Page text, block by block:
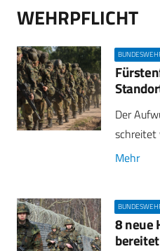
WEHRPFLICHT
Der
schreitet
Mehr
8 neue